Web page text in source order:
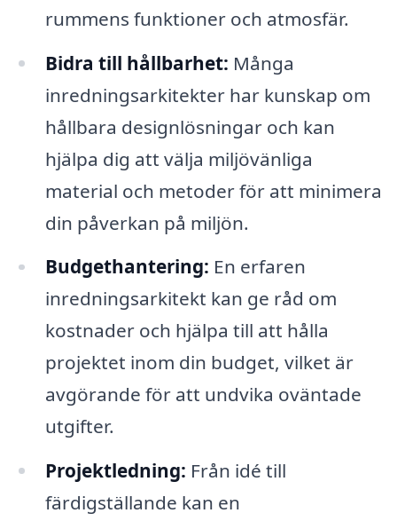
rummens funktioner och atmosfär.
Bidra till hållbarhet: Många
inredningsarkitekter har kunskap om
hållbara designlösningar och kan
hjälpa dig att välja miljövänliga
material och metoder för att minimera
din påverkan på miljön.
Budgethantering: En erfaren
inredningsarkitekt kan ge råd om
kostnader och hjälpa till att hålla
projektet inom din budget, vilket är
avgörande för att undvika oväntade
utgifter.
Projektledning: Från idé till
färdigställande kan en